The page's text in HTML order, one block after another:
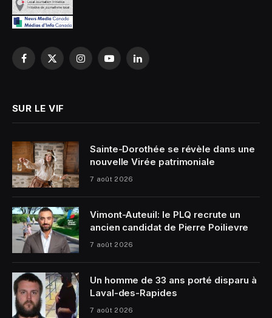
Facebook
X
InstagramYouTubeLinkedIn
SUR LE VIF
Sainte-Dorothée se révèle dans une
nouvelle Virée patrimoniale
7 août 2026
Vimont-Auteuil: le PLQ recrute un
ancien candidat de Pierre Poilievre
7 août 2026
Un homme de 33 ans porté disparu à
Laval-des-Rapides
7 août 2026